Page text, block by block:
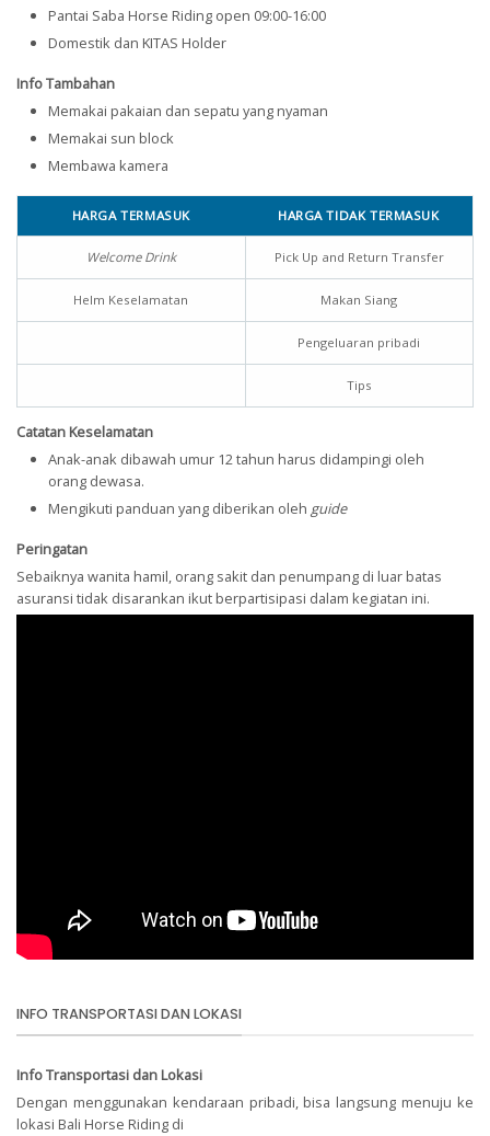
Pantai Saba Horse Riding open 09:00-16:00
Domestik dan KITAS Holder
Info Tambahan
Memakai pakaian dan sepatu yang nyaman
Memakai sun block
Membawa kamera
HARGA TERMASUK HARGA TIDAK TERMASUK
Welcome Drink Pick Up and Return Transfer
Helm Keselamatan Makan Siang
Pengeluaran pribadi
Tips
Catatan Keselamatan
Anak-anak dibawah umur 12 tahun harus didampingi oleh
orang dewasa.
Mengikuti panduan yang diberikan oleh guide
Peringatan
Sebaiknya wanita hamil, orang sakit dan penumpang di luar batas
asuransi tidak disarankan ikut berpartisipasi dalam kegiatan ini.
INFO TRANSPORTASI DAN LOKASI
Info Transportasi dan Lokasi
Dengan menggunakan kendaraan pribadi, bisa langsung menuju ke
lokasi Bali Horse Riding di